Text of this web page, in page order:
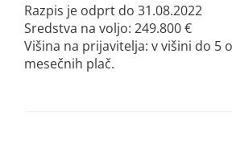
Razpis je odprt do 31.08.2022
Sredstva na voljo: 249.800 €
Višina na prijavitelja: v višini do 5
mesečnih plač.